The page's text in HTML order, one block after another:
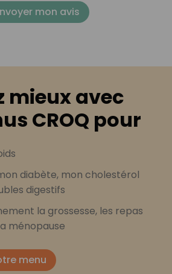
mon avis
mieux avec
CROQ pour
diabète, mon cholestérol
digestifs
la grossesse, les repas
ménopause
menu